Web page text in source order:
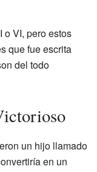
o VI, pero estos
que fue escrita
del todo
un hijo llamado
en un